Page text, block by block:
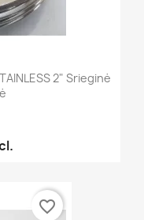
2" Srieginė
favorite_border